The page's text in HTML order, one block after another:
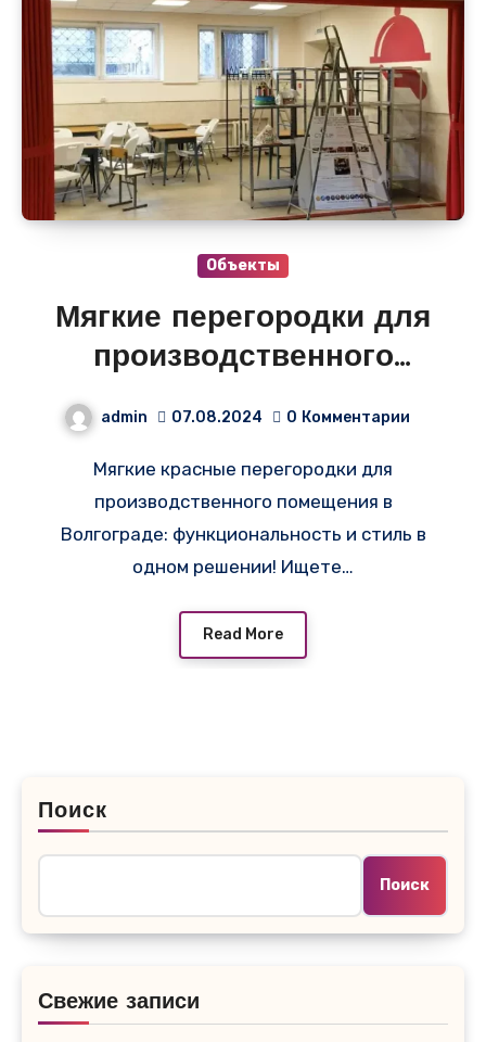
Объекты
Мягкие перегородки для
производственного
помещения в Волгограде
admin 07.08.2024 0 Комментарии
Мягкие красные перегородки для
производственного помещения в
Волгограде: функциональность и стиль в
одном решении! Ищете…
Read More
Поиск
Поиск
Свежие записи